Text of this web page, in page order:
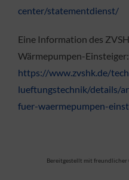
center/statementdienst/
Eine Information des
Wärmepumpen-Einsteiger:
https://www.zvshk.de/
lueftungstechnik/details/
fuer-waermepumpen-
Bereitgestellt mit freundlicher